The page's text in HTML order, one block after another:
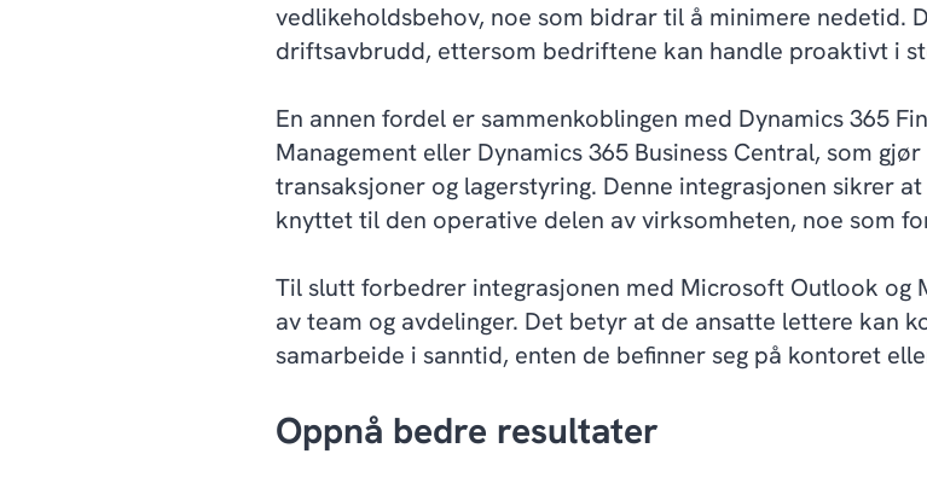
vedlikeholdsbehov, noe som bidrar til å minimere nedetid.
driftsavbrudd, ettersom bedriftene kan handle proaktivt i
En annen fordel er sammenkoblingen med Dynamics 365
Management eller Dynamics 365 Business Central, som
transaksjoner og lagerstyring. Denne integrasjonen sikrer
knyttet til den operative delen av virksomheten, noe som
Til slutt forbedrer integrasjonen med Microsoft Outlook og
av team og avdelinger. Det betyr at de ansatte lettere kan
samarbeide i sanntid, enten de befinner seg på kontoret
Oppnå bedre resultater